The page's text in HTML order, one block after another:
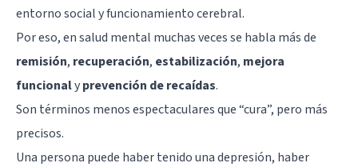
entorno social y funcionamiento cerebral.
Por eso, en salud mental muchas veces se habla más de
remisión, recuperación, estabilización, mejora
funcionalyprevención de recaídas.
Son términos menos espectaculares que “cura”, pero más
precisos.
Una persona puede haber tenido unadepresión, haber